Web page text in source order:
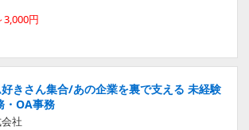
3,000円
きさん集合/あの企業を裏で支える 未経験
・OA事務
社